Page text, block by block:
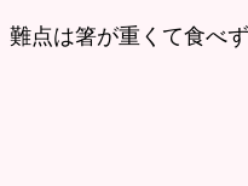
難点は箸が重くて食べ